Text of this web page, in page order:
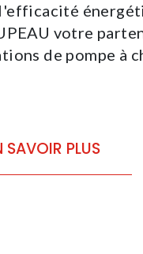
votre
de pompe à
SAVOIR PLUS